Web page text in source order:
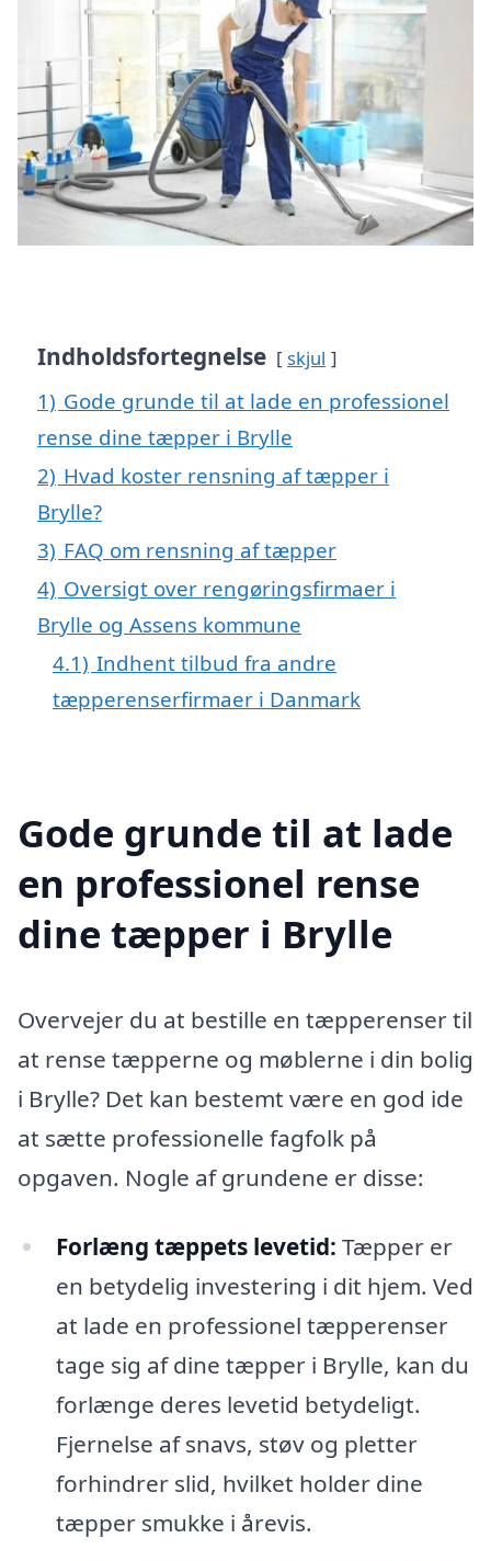
Indholdsfortegnelse skjul
1) Gode grunde til at lade en professionel
rense dine tæpper i Brylle
2) Hvad koster rensning af tæpper i
Brylle?
3) FAQ om rensning af tæpper
4) Oversigt over rengøringsfirmaer i
Brylle og Assens kommune
4.1) Indhent tilbud fra andre
tæpperenserfirmaer i Danmark
Gode grunde til at lade
en professionel rense
dine tæpper i Brylle
Overvejer du at bestille en tæpperenser til
at rense tæpperne og møblerne i din bolig
i Brylle? Det kan bestemt være en god ide
at sætte professionelle fagfolk på
opgaven. Nogle af grundene er disse:
Forlæng tæppets levetid: Tæpper er
en betydelig investering i dit hjem. Ved
at lade en professionel tæpperenser
tage sig af dine tæpper i Brylle, kan du
forlænge deres levetid betydeligt.
Fjernelse af snavs, støv og pletter
forhindrer slid, hvilket holder dine
tæpper smukke i årevis.